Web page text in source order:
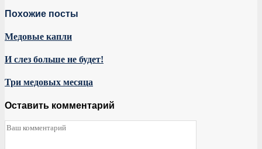
Похожие посты
Медовые капли
И слез больше не будет!
Три медовых месяца
Оставить комментарий